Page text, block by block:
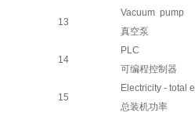
13
Vacuum pump
真空泵
14
PLC
可编程控制器
15
Electricity - total
总装机功率